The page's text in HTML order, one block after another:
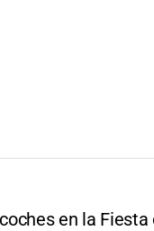
en la Fiesta